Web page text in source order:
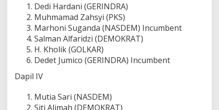
Dedi Hardani (GERINDRA)
Muhmamad Zahsyi (PKS)
Marhoni Suganda (NASDEM) Incumbent
Salman Alfaridzi (DEMOKRAT)
H. Kholik (GOLKAR)
Dedet Jumico (GERINDRA) Incumbent
Dapil IV
Mutia Sari (NASDEM)
Siti Alimah (DEMOKRAT)